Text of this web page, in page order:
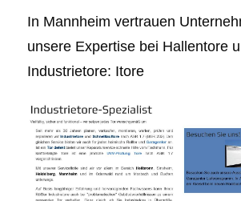
In Mannheim vertrauen
unsere Expertise bei Hallentore
Industrietore: Itore